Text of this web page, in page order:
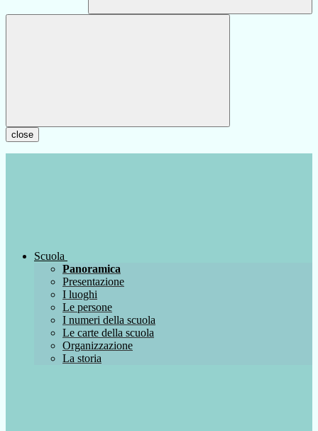
close
Scuola
Panoramica
Presentazione
I luoghi
Le persone
I numeri della scuola
Le carte della scuola
Organizzazione
La storia